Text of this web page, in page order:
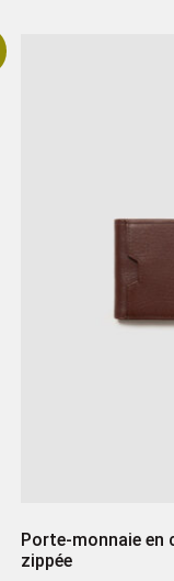
Porte-monnaie en
zippée